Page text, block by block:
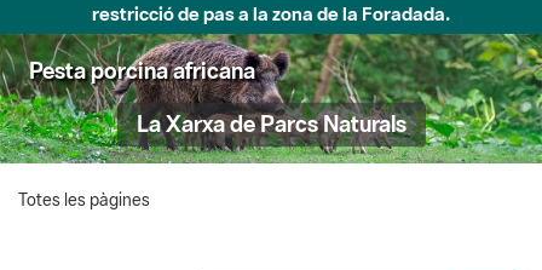
restricció de pas a la zona de la Foradada.
Pesta porcina africana
La Xarxa de Parcs Naturals
Totes les pàgines